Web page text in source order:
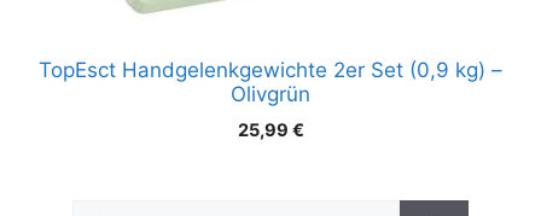
TopEsct Handgelenkgewichte 2er Set (0,9 kg) –
Olivgrün
25,99 €